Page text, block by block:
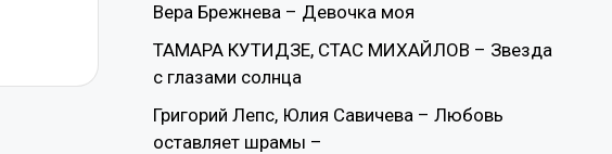
Вера Брежнева – Девочка моя
ТАМАРА КУТИДЗЕ, СТАС МИХАЙЛОВ – Звезда
с глазами солнца
Григорий Лепс, Юлия Савичева – Любовь
оставляет шрамы –